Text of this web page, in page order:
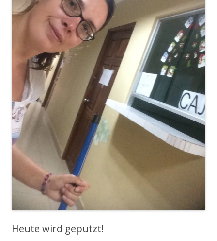
Heute wird geputzt!